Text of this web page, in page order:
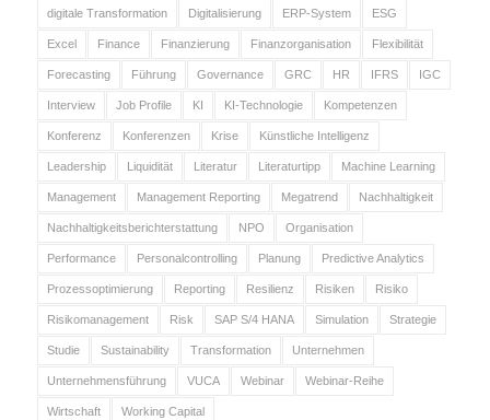
digitale Transformation Digitalisierung ERP-System ESG
Excel Finance Finanzierung Finanzorganisation Flexibilität
Forecasting Führung Governance GRC HR IFRS IGC
Interview Job Profile KI KI-Technologie Kompetenzen
Konferenz Konferenzen Krise Künstliche Intelligenz
Leadership Liquidität Literatur Literaturtipp Machine Learning
Management Management Reporting Megatrend Nachhaltigkeit
Nachhaltigkeitsberichterstattung NPO Organisation
Performance Personalcontrolling Planung Predictive Analytics
Prozessoptimierung Reporting Resilienz Risiken Risiko
Risikomanagement Risk SAP S/4 HANA Simulation Strategie
Studie Sustainability Transformation Unternehmen
Unternehmensführung VUCA Webinar Webinar-Reihe
Wirtschaft Working Capital